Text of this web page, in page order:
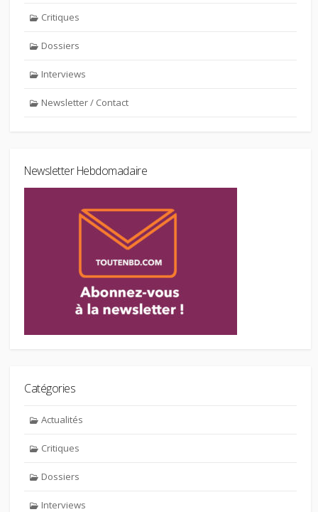
Critiques
Dossiers
Interviews
Newsletter / Contact
Newsletter Hebdomadaire
Catégories
Actualités
Critiques
Dossiers
Interviews